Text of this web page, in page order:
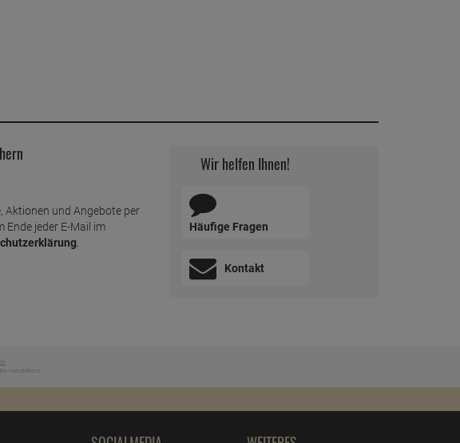
Aktionen und Angebote per
Ende jeder E-Mail im
.
Wir helfen Ihnen!
Häufige Fragen
Kontakt
Herstellers